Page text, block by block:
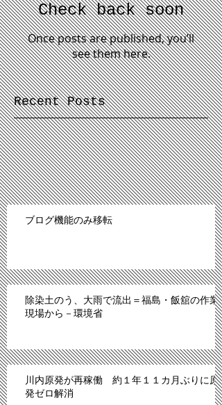
Check back soon
Once posts are published, you’ll
see them here.
Recent Posts
ブログ機能のみ移転
除染土のう、大雨で流出＝福島・飯舘の作業
現場から－環境省
川内原発が再稼働 約１年１１カ月ぶりに原
発ゼロ解消